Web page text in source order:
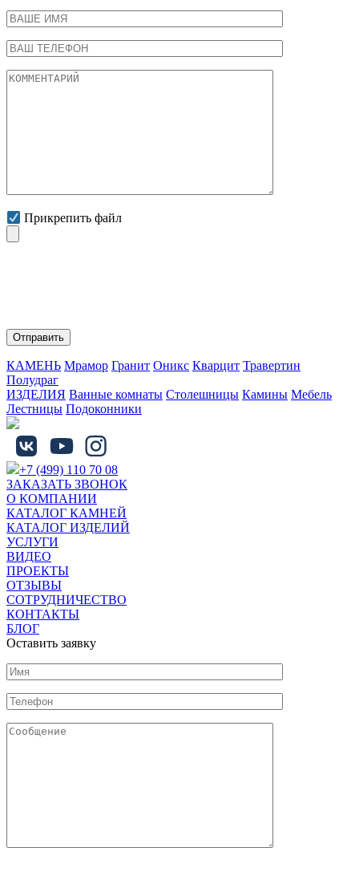
Прикрепить файл
КАМЕНЬ Мрамор Гранит Оникс Кварцит Травертин
Полудраг
ИЗДЕЛИЯ Ванные комнаты Столешницы Камины Мебель
Лестницы Подоконники
+7 (499) 110 70 08
ЗАКАЗАТЬ ЗВОНОК
О КОМПАНИИ
КАТАЛОГ КАМНЕЙ
КАТАЛОГ ИЗДЕЛИЙ
УСЛУГИ
ВИДЕО
ПРОЕКТЫ
ОТЗЫВЫ
СОТРУДНИЧЕСТВО
КОНТАКТЫ
БЛОГ
Оставить заявку